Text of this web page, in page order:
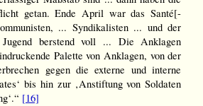
getan. Ende April war das Santé[-
... Syndikalisten ... und der
Jugend berstend voll ... Die Anklagen
Palette von Anklagen, von der
gegen die externe und interne
bis hin zur ‚Anstiftung von Soldaten
[16]